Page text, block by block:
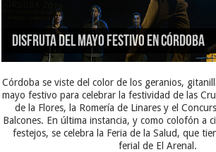
Disfruta del Mayo Festivo en Córdoba
Córdoba se viste del color de los geranios,
mayo festivo para celebrar la festividad de las
de la Flores, la Romería de Linares y el
Balcones. En última instancia, y como colofón a
festejos, se celebra la Feria de la Salud, que
ferial de El Arenal.